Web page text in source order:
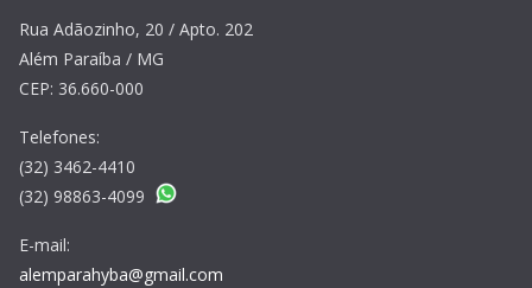
Rua Adãozinho, 20 / Apto. 202
Além Paraíba / MG
CEP: 36.660-000
Telefones:
(32) 3462-4410
(32) 98863-4099
E-mail:
alemparahyba@gmail.com